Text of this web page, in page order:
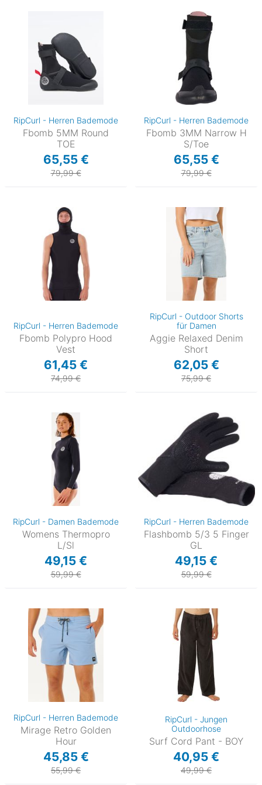
RipCurl - Herren Bademode
Fbomb 5MM Round
TOE
65,55 €
79,99 €
RipCurl - Herren Bademode
Fbomb 3MM Narrow H
S/Toe
65,55 €
79,99 €
RipCurl - Herren Bademode
Fbomb Polypro Hood
Vest
61,45 €
74,99 €
RipCurl - Outdoor Shorts
für Damen
Aggie Relaxed Denim
Short
62,05 €
75,99 €
RipCurl - Damen Bademode
Womens Thermopro
L/Sl
49,15 €
59,99 €
RipCurl - Herren Bademode
Flashbomb 5/3 5 Finger
GL
49,15 €
59,99 €
RipCurl - Herren Bademode
Mirage Retro Golden
Hour
45,85 €
55,99 €
RipCurl - Jungen
Outdoorhose
Surf Cord Pant - BOY
40,95 €
49,99 €